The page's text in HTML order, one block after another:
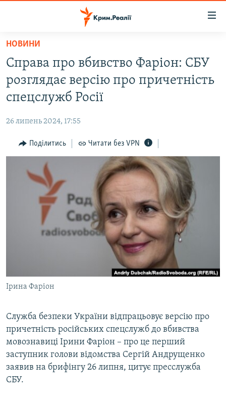
Перейти
основного
матеріалу
Перейти
до
основної
Перейти
до
ВОДА.КРИМ
ВІДЕО ТА ФОТО
БЛОГИ
ПОГЛЯД
ІНТЕРВ'Ю
ВСЕ ЗА ДЕНЬ
СПЕЦПРОЕКТИ
ДЕПОРТАЦІЯ
ВІДЕОУРОКИ «ELIFBE»
ІНФОГРАФІКА
ЯК ОБІЙТИ БЛОКУВАННЯ
ДОЛУЧАЙСЯ!
Усі сайти RFE/RL
НОВИНИ
Справа про вбивство Фаріон: СБУ
розглядає версію про причетність
спецслужб Росії
26 липень 2024, 17:55
Поділитись Читати без VPN
Ірина Фаріон
Служба безпеки України відпрацьовує версію про
причетність російських спецслужб до вбивства
мовознавиці Ірини Фаріон – про це перший
заступник голови відомства Сергій Андрущенко
заявив на брифінгу 26 липня, цитує пресслужба
СБУ.